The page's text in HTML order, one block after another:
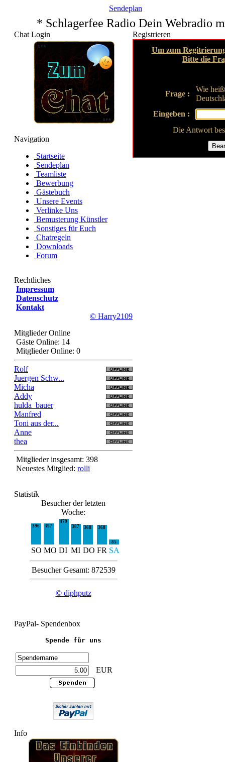
Sendeplan
* Schlagerfee Radio Dein Webradio
Chat Login
Navigation
Startseite
Sendeplan
Teamliste
Bewerbung
Gästebuch
Unsere Events
Verlinke Uns
Bemusterung Künstler
Sonstiges für Euch
Chatregeln
Downloads
Forum
Rechtliches
Impressum
Datenschutz
Kontakt
© Harry2109
Mitglieder Online
Gäste Online: 14
Mitglieder Online: 0
Rolf
Juergen Schw...
Micha
Addy
hulda_bauer
Manfred
Toni aus der...
Anne
thea
Mitglieder insgesamt: 398
Neuestes Mitglied: rolli
Statistik
Besucher der letzten
Woche:
396 397
479
387
368 368
85
SO MO DI MI DO FR SA
Besucher Gesamt: 872539
© diphputz
PayPal- Spendenbox
Spende für uns
EUR
Info
Registrieren
Um zum
Bitte die
Frage :
Wie
Eingeben :
Die Antwort